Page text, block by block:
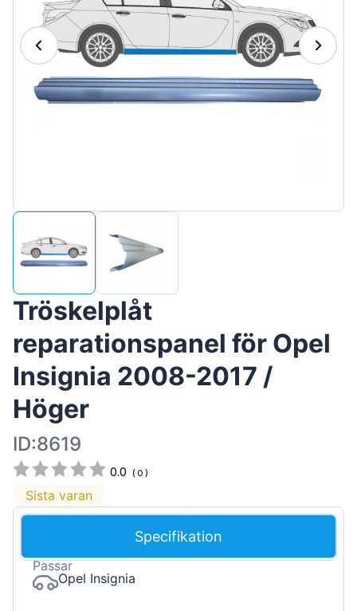
Magyar
Hrvatski
Português
Tröskelplåt
reparationspanel för Opel
Insignia 2008-2017 /
Höger
ID:8619
0.0 (0 )
Sista varan
Specifikation
Passar
Opel Insignia